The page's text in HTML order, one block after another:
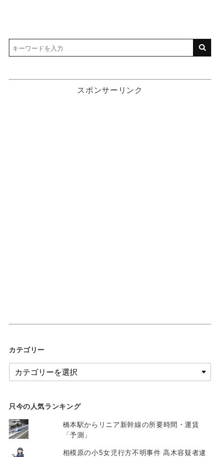
スポンサーリンク
カテゴリー
只今の人気ランキング
橋本駅からリニア新幹線の所要時間・運賃
「予測」
相模原の小5女児行方不明事件 高木容疑者逮